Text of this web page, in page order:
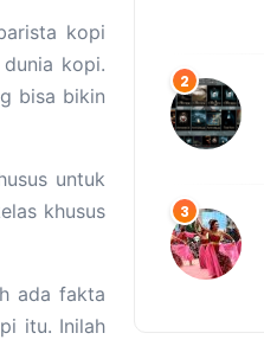
kopi
kopi.
bisa bikin
untuk
khusus
ada fakta
itu. Inilah